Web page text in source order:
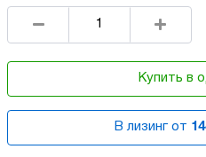
Купить в
В лизинг от